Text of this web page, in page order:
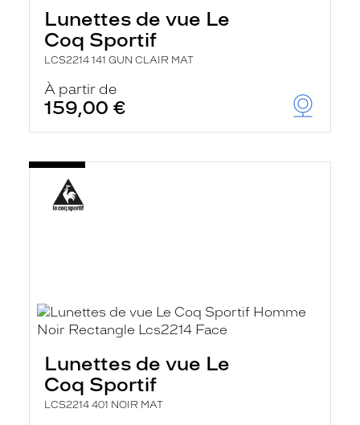
Lunettes de vue Le
Coq Sportif
LCS2214 141 GUN CLAIR MAT
À partir de
159,00 €
Lunettes de vue Le
Coq Sportif
LCS2214 401 NOIR MAT